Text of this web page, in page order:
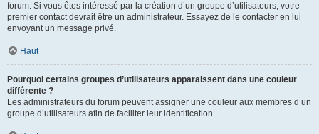
forum. Si vous êtes intéressé par la création d’un groupe d’utilisateurs, votre
premier contact devrait être un administrateur. Essayez de le contacter en lui
envoyant un message privé.
Haut
Pourquoi certains groupes d’utilisateurs apparaissent dans une couleur
différente ?
Les administrateurs du forum peuvent assigner une couleur aux membres d’un
groupe d’utilisateurs afin de faciliter leur identification.